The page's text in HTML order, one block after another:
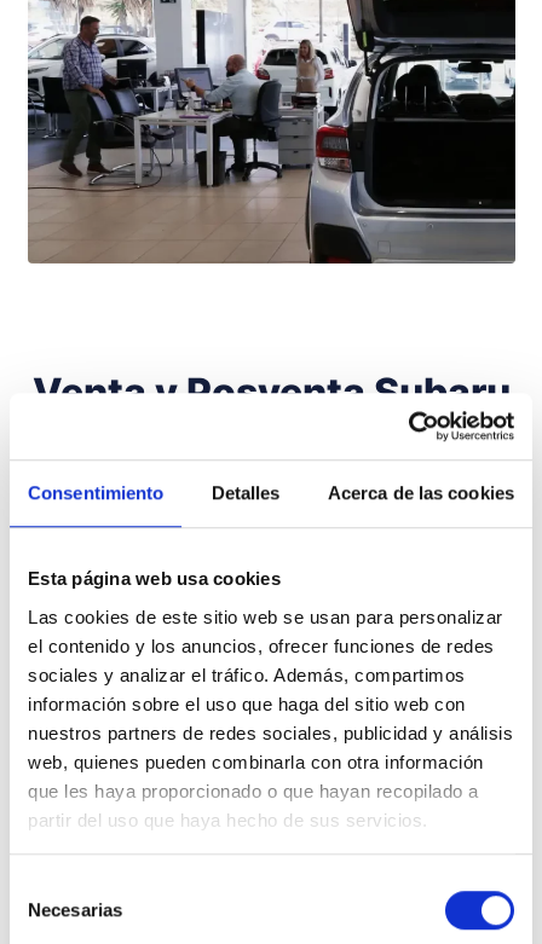
Consentimiento Detalles Acerca de las cookies
Esta página web usa cookies
Las cookies de este sitio web se usan para personalizar
el contenido y los anuncios, ofrecer funciones de redes
sociales y analizar el tráfico. Además, compartimos
información sobre el uso que haga del sitio web con
nuestros partners de redes sociales, publicidad y análisis
web, quienes pueden combinarla con otra información
que les haya proporcionado o que hayan recopilado a
partir del uso que haya hecho de sus servicios.
Necesarias
Venta y Posventa Subaru
Nuestro concesionario Subaru Grupo
servicios tanto de venta y posventa.